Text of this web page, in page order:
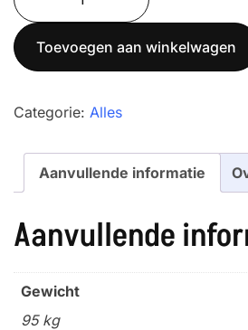
Palletweegschaal
aantal
Toevoegen aan winkelwagen
Categorie: Alles
Aanvullende informatie
Aanvullende
Gewicht
95 kg